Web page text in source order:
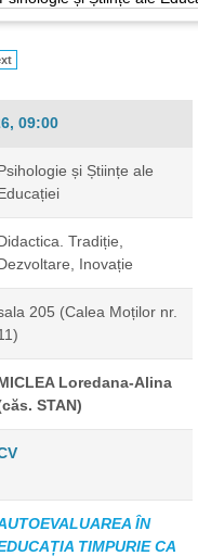
09:00
și Științe ale
Tradiție,
Inovație
205 (Calea Moților nr.
Loredana-Alina
STAN)
ÎN
TIMPURIE CA